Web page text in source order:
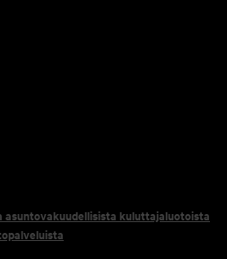
kuluttajaluotoista